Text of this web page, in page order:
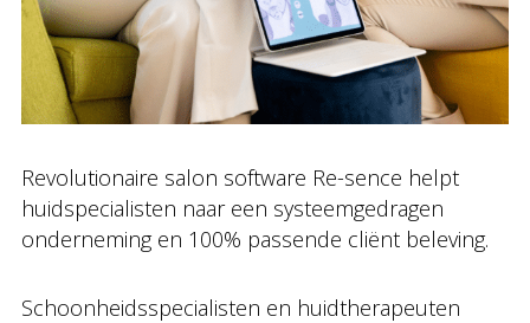
Revolutionaire salon software Re-sence helpt
huidspecialisten naar een systeemgedragen
onderneming en 100% passende cliënt beleving.
Schoonheidsspecialisten en huidtherapeuten